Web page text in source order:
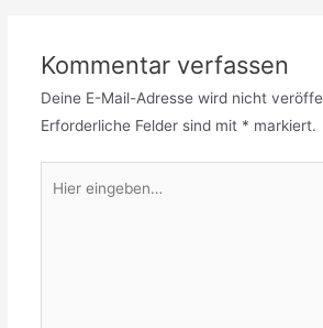
Kommentar verfassen
Deine E-Mail-Adresse wird nicht
Erforderliche Felder sind mit * markiert.
eingeben…